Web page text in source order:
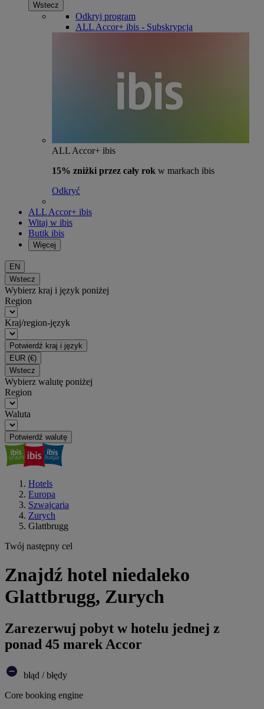
Wstecz
Odkryj program
ALL Accor+ ibis - Subskrypcja
ALL Accor+ ibis
15% zniżki przez cały rok w markach ibis
Odkryć
ALL Accor+ ibis
Witaj w ibis
Butik ibis
Więcej
EN
Wstecz
Wybierz kraj i język poniżej
Region
Kraj/region-język
Potwierdź kraj i język
EUR (€)
Wstecz
Wybierz walutę poniżej
Region
Waluta
Potwierdź walutę
Hotels
Europa
Szwajcaria
Zurych
Glattbrugg
Twój następny cel
Znajdź hotel niedaleko
Glattbrugg, Zurych
Zarezerwuj pobyt w hotelu jednej z
ponad 45 marek Accor
błąd / błędy
Core booking engine